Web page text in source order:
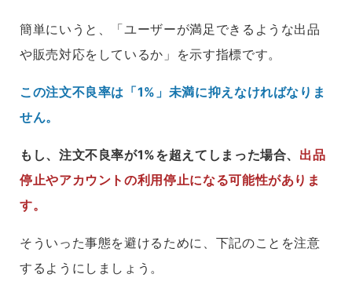
簡単にいうと、「ユーザーが満足できるような出品
や販売対応をしているか」を示す指標です。
この注文不良率は「1%」未満に抑えなければなりま
せん。
もし、注文不良率が1%を超えてしまった場合、 出品
停止やアカウントの利用停止になる可能性がありま
す。
そういった事態を避けるために、下記のことを注意
するようにしましょう。